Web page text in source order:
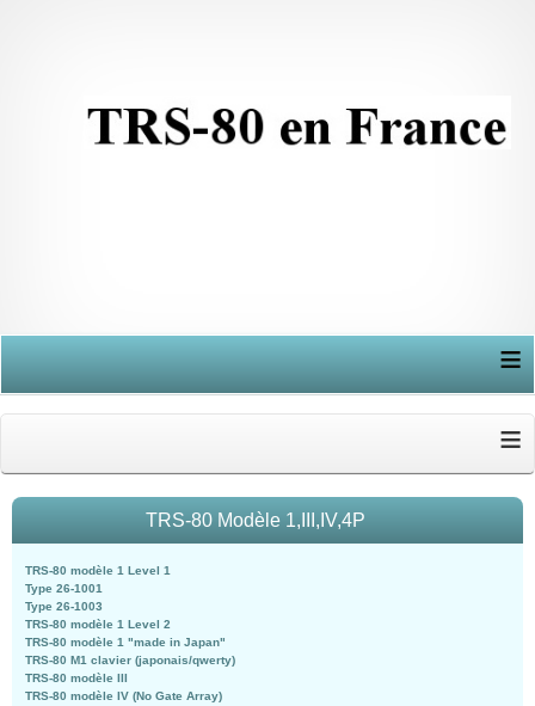
≡
≡
TRS-80 Modèle 1,III,IV,4P
TRS-80 modèle 1 Level 1
Type 26-1001
Type 26-1003
TRS-80 modèle 1 Level 2
TRS-80 modèle 1 "made in Japan"
TRS-80 M1 clavier (japonais/qwerty)
TRS-80 modèle III
TRS-80 modèle IV (No Gate Array)